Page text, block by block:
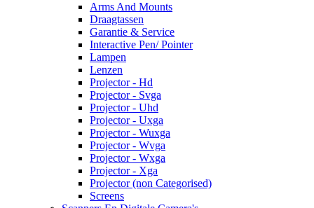
Arms And Mounts
Draagtassen
Garantie & Service
Interactive Pen/ Pointer
Lampen
Lenzen
Projector - Hd
Projector - Svga
Projector - Uhd
Projector - Uxga
Projector - Wuxga
Projector - Wvga
Projector - Wxga
Projector - Xga
Projector (non Categorised)
Screens